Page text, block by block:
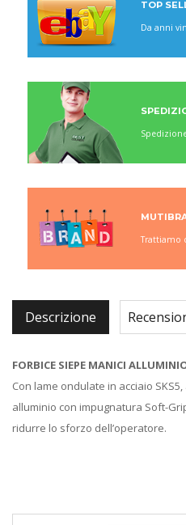
TOP
Da anni
Trattiamo
Descrizione
FORBICE SIEPE MANICI
Con lame ondulate in acciaio
alluminio con impugnatura Soft-
ridurre lo sforzo dell’operatore.